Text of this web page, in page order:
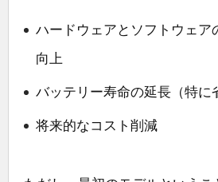
ハードウェアとソフトウェア
向上
バッテリー寿命の延長（特に
将来的なコスト削減